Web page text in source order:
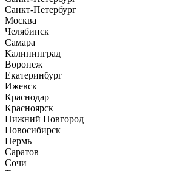
Санкт-Петербург
Москва
Челябинск
Самара
Калининград
Воронеж
Екатеринбург
Ижевск
Краснодар
Красноярск
Нижний Новгород
Новосибирск
Пермь
Саратов
Сочи